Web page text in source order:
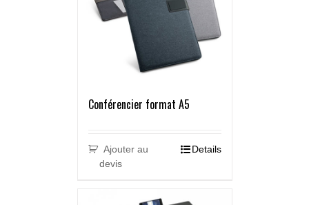
Conférencier format A5
Ajouter au
devis
Details